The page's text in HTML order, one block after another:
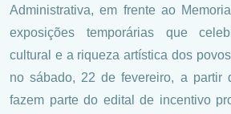
Administrativa, em frente ao
exposições temporárias que
cultural e a riqueza artística dos
no sábado, 22 de fevereiro, a partir
fazem parte do edital de incentivo